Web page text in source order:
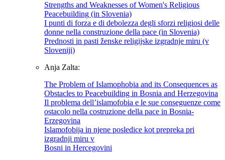
Strengths and Weaknesses of Women's Religious
Peacebuilding (in Slovenia)
I punti di forza e di debolezza degli sforzi religiosi delle
donne nella construzione della pace (in Slovenia)
Prednosti in pasti ženske religijske izgradnje miru (v
Sloveniji)
Anja Zalta:
The Problem of Islamophobia and its Consequences as
Obstacles to Peacebuilding in Bosnia and Herzegovina
Il problema dell’islamofobia e le sue conseguenze come
ostacolo nella costruzione della pace in Bosnia-
Erzegovina
Islamofobija in njene posledice kot prepreka pri
izgradnji miru v
Bosni in Hercegovini